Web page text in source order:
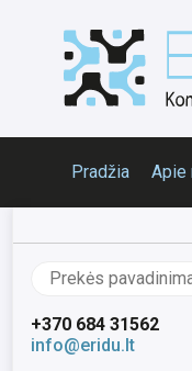
Pradžia Apie
Ieškoti:
+370 684 31562
info@eridu.lt